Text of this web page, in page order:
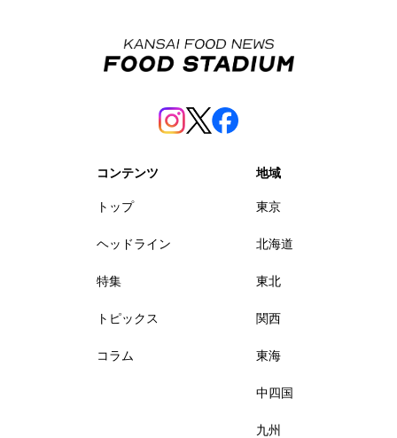
コンテンツ
トップ
ヘッドライン
特集
トピックス
コラム
地域
東京
北海道
東北
関西
東海
中四国
九州